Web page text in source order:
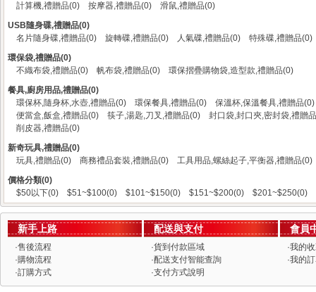
計算機,禮贈品(0)
按摩器,禮贈品(0)
滑鼠,禮贈品(0)
USB隨身碟,禮贈品(0)
名片隨身碟,禮贈品(0)
旋轉碟,禮贈品(0) 人氣碟,禮贈品(0)
特殊碟,禮贈品(0)
環保袋,禮贈品(0)
不織布袋,禮贈品(0)
帆布袋,禮贈品(0)
環保摺疊購物袋,造型款,禮贈品(0)
餐具,廚房用品,禮贈品(0)
環保杯,隨身杯,水壺,禮贈品(0)
環保餐具,禮贈品(0)
保溫杯,保溫餐具,禮贈品(0)
便當盒,飯盒,禮贈品(0)
筷子,湯匙,刀叉,禮贈品(0)
封口袋,封口夾,密封袋,禮贈
削皮器,禮贈品(0)
新奇玩具,禮贈品(0)
玩具,禮贈品(0)
商務禮品套裝,禮贈品(0)
工具用品,螺絲起子,平衡器,禮贈品(0)
價格分類(0)
$50以下(0)
$51~$100(0) $101~$150(0) $151~$200(0) $201~$250(0)
新手上路
·售後流程
·購物流程
·訂購方式
配送與支付
·貨到付款區域
·配送支付智能查詢
·支付方式說明
會員
·我的
·我的